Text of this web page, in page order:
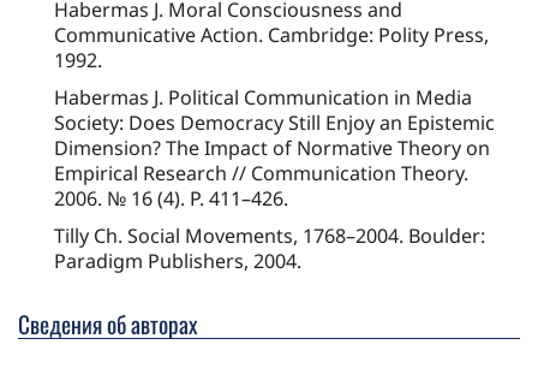
Habermas J. Moral Consciousness and
Communicative Action. Cambridge: Polity Press,
1992.
Habermas J. Political Communication in Media
Society: Does Democracy Still Enjoy an Epistemic
Dimension? The Impact of Normative Theory on
Empirical Research // Communication Theory.
2006. № 16 (4). P. 411–426.
Tilly Ch. Social Movements, 1768–2004. Boulder:
Paradigm Publishers, 2004.
Сведения об авторах